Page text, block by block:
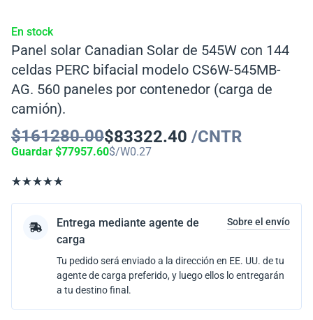
En stock
Panel solar Canadian Solar de 545W con 144
celdas PERC bifacial modelo CS6W-545MB-
AG. 560 paneles por contenedor (carga de
camión).
$161280.00$83322.40 /CNTR
Guardar $77957.60$/W0.27
Entrega mediante agente de
carga
Sobre el envío
Tu pedido será enviado a la dirección en EE. UU. de tu
agente de carga preferido, y luego ellos lo entregarán
a tu destino final.